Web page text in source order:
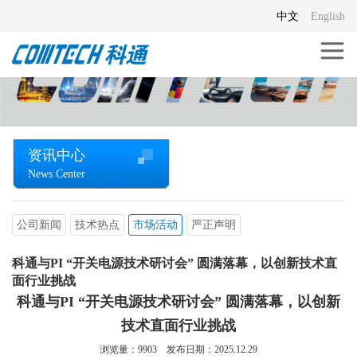
English
中文
资讯中心
News Center
公司新闻 技术热点 市场活动 严正声明
科通与PI “开关电源技术研讨会” 圆满落幕，以创新技术直
面行业挑战
科通与PI “开关电源技术研讨会” 圆满落幕，以创新
技术直面行业挑战
浏览量： 9903 发布日期：2025.12.29